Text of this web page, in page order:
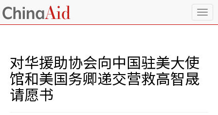
T
o
对华援助协会向中国驻美大使
馆和美国务卿递交营救高智晟
请愿书